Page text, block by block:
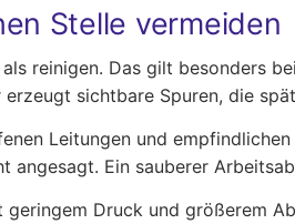
Stelle vermeiden
reinigen. Das gilt besonders
sichtbare Spuren, die
Leitungen und
Ein sauberer
Druck und größerem